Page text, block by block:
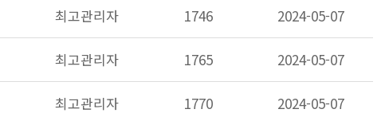
최고관리자 1746 2024-05-07
최고관리자 1765 2024-05-07
최고관리자 1770 2024-05-07